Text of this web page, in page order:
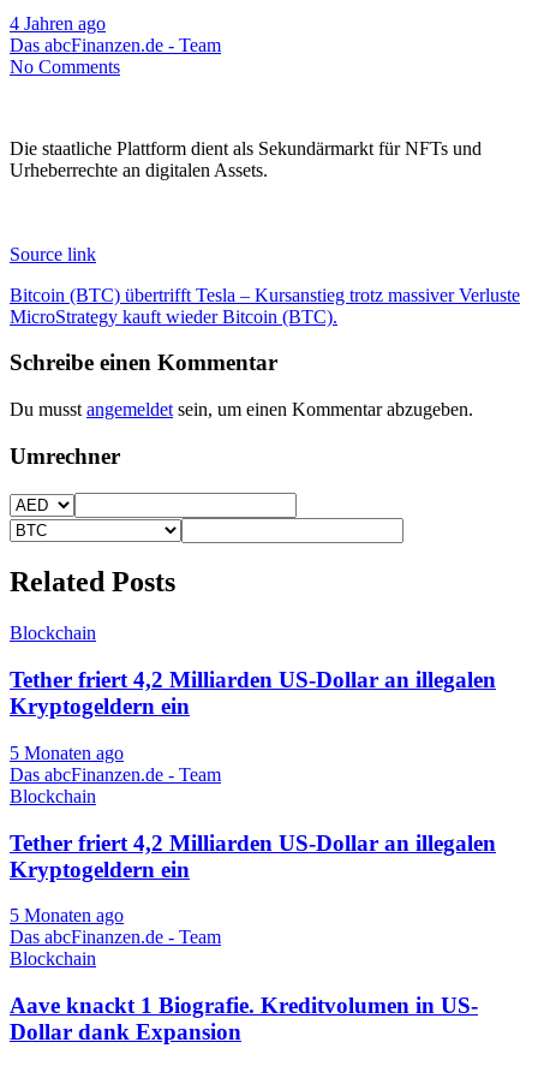
4 Jahren ago
Das abcFinanzen.de - Team
No Comments
Die staatliche Plattform dient als Sekundärmarkt für NFTs und
Urheberrechte an digitalen Assets.
Source link
Beitragsnavigation
Bitcoin (BTC) übertrifft Tesla – Kursanstieg trotz massiver Verluste
MicroStrategy kauft wieder Bitcoin (BTC).
Schreibe einen Kommentar
Du musst angemeldet sein, um einen Kommentar abzugeben.
Umrechner
Related Posts
Blockchain
Tether friert 4,2 Milliarden US-Dollar an illegalen
Kryptogeldern ein
5 Monaten ago
Das abcFinanzen.de - Team
Blockchain
Tether friert 4,2 Milliarden US-Dollar an illegalen
Kryptogeldern ein
5 Monaten ago
Das abcFinanzen.de - Team
Blockchain
Aave knackt 1 Biografie. Kreditvolumen in US-
Dollar dank Expansion